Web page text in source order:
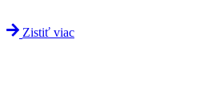
Zistiť viac